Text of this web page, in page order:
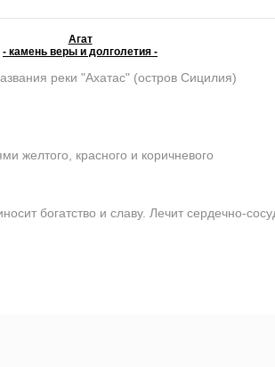
Агат
- камень веры и долголетия -
реки "Ахатас" (остров Сицилия)
желтого, красного и коричневого
богатство и славу. Лечит сердечно-